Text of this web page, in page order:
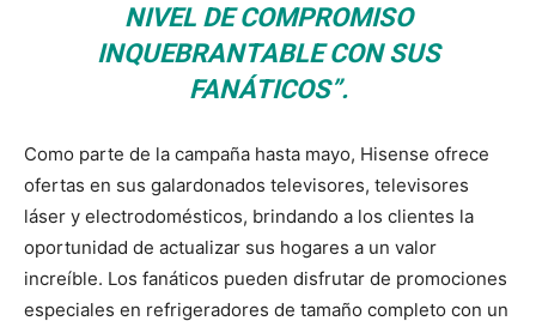
NIVEL DE COMPROMISO
INQUEBRANTABLE CON SUS
FANÁTICOS”.
Como parte de la campaña hasta mayo, Hisense ofrece
ofertas en sus galardonados televisores, televisores
láser y electrodomésticos, brindando a los clientes la
oportunidad de actualizar sus hogares a un valor
increíble. Los fanáticos pueden disfrutar de promociones
especiales en refrigeradores de tamaño completo con un